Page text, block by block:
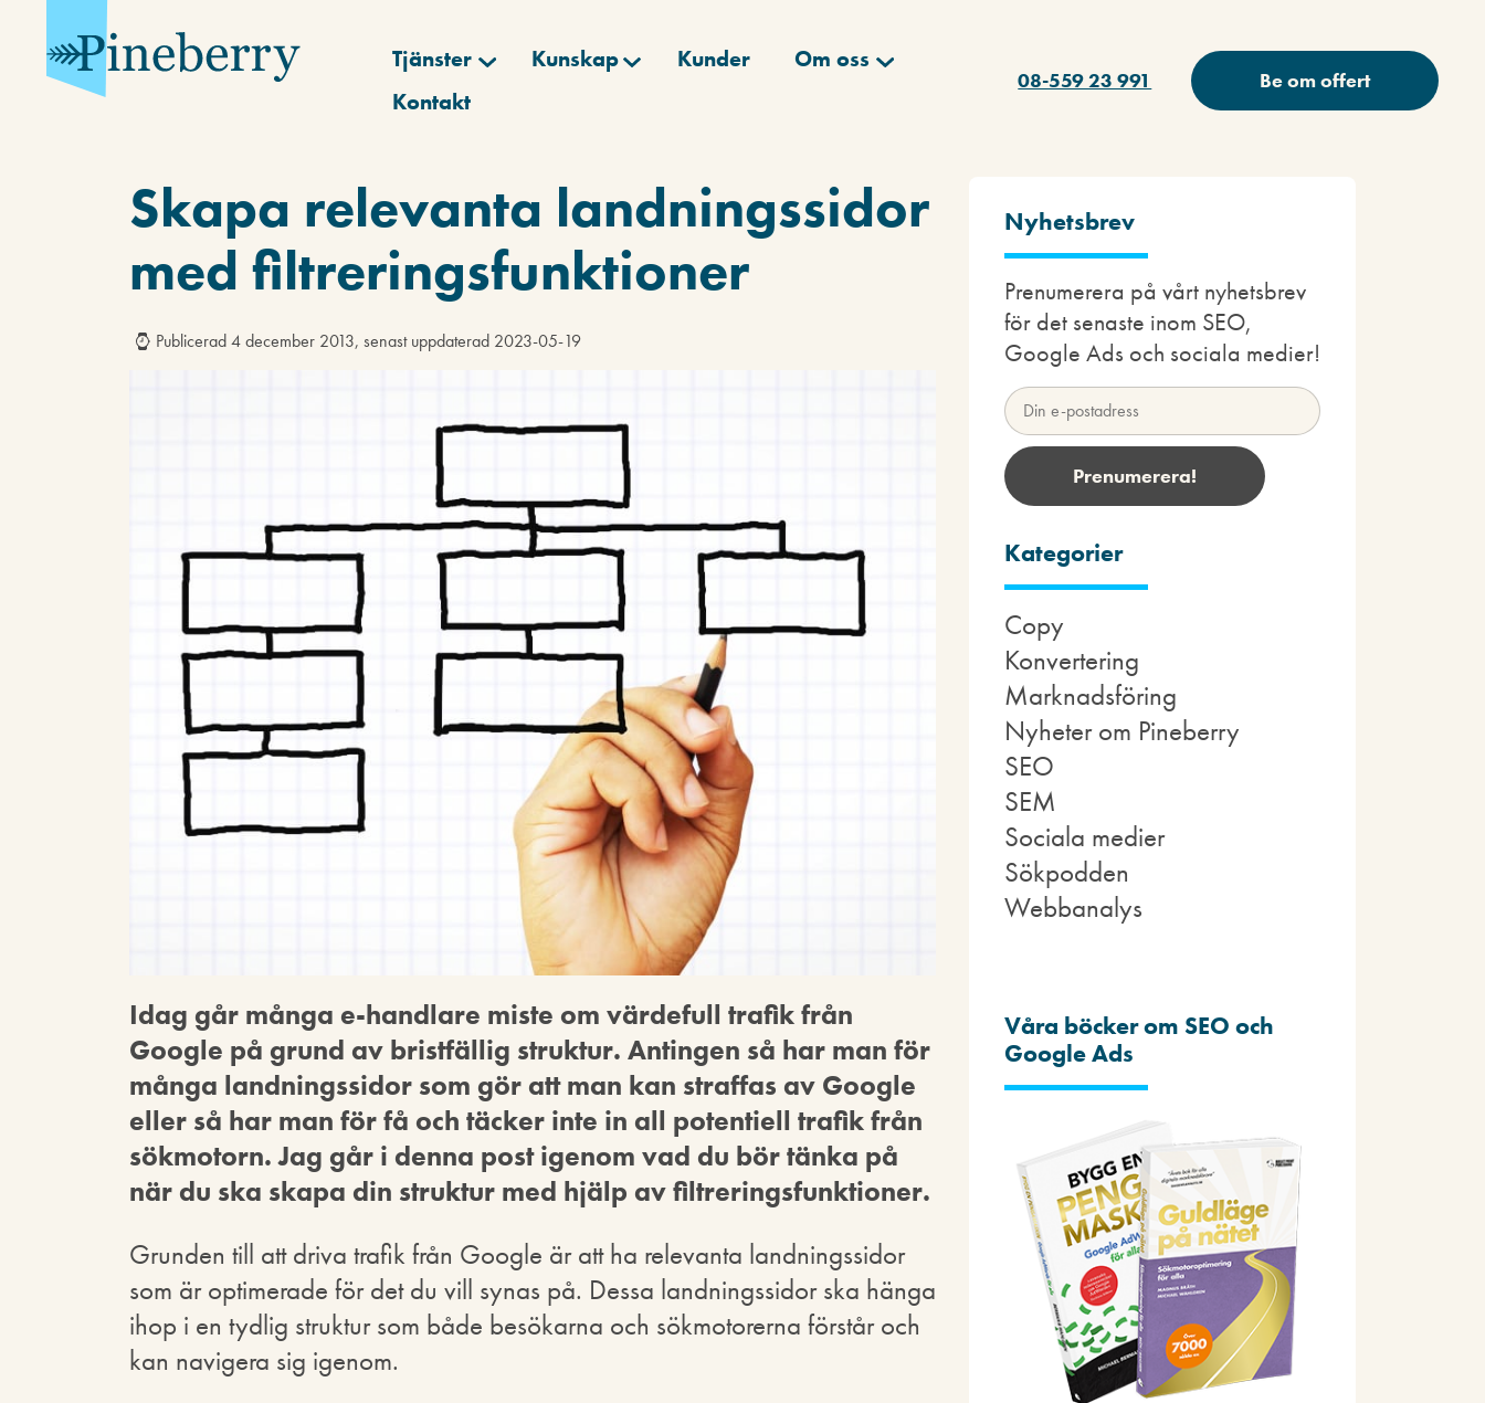
Tjänster Kunskap Kunder
Om oss
Kontakt
08-559 23 991 Be om offert
Skapa relevanta landningssidor
med filtreringsfunktioner
Publicerad 4 december 2013, senast uppdaterad 2023-05-19
Idag går många e-handlare miste om värdefull trafik från
Google på grund av bristfällig struktur. Antingen så har man för
många landningssidor som gör att man kan straffas av Google
eller så har man för få och täcker inte in all potentiell trafik från
sökmotorn. Jag går i denna post igenom vad du bör tänka på
när du ska skapa din struktur med hjälp av filtreringsfunktioner.
Grunden till att driva trafik från Google är att ha relevanta landningssidor
som är optimerade för det du vill synas på. Dessa landningssidor ska hänga
ihop i en tydlig struktur som både besökarna och sökmotorerna förstår och
kan navigera sig igenom.
Nyhetsbrev
Prenumerera på vårt nyhetsbrev
för det senaste inom SEO,
Google Ads och sociala medier!
Kategorier
Copy
Konvertering
Marknadsföring
Nyheter om Pineberry
SEO
SEM
Sociala medier
Sökpodden
Webbanalys
Våra böcker om SEO och
Google Ads